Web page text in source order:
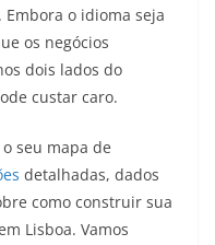
o idioma seja
os negócios
dois lados do
custar caro.
seu mapa de
detalhadas, dados
como construir sua
Lisboa. Vamos